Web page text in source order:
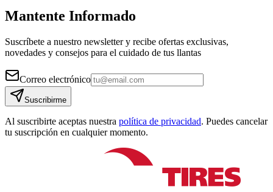
Mantente Informado
Suscríbete a nuestro newsletter y recibe ofertas exclusivas,
novedades y consejos para el cuidado de tus llantas
Correo electrónico
Suscribirme
Al suscribirte aceptas nuestra política de privacidad. Puedes cancelar
tu suscripción en cualquier momento.